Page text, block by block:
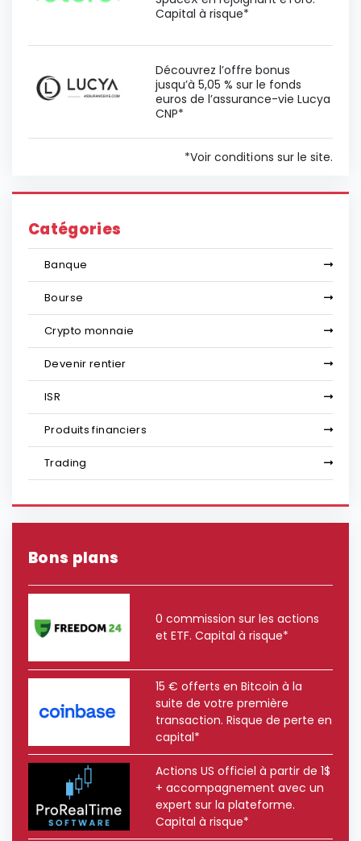
Capital à risque*
Découvrez l’offre bonus
jusqu’à 5,05 % sur le fonds
euros de l’assurance-vie Lucya
CNP*
*Voir conditions sur le site.
Catégories
Banque
Bourse
Crypto monnaie
Devenir rentier
ISR
Produits financiers
Trading
Bons plans
0 commission sur les actions
et ETF. Capital à risque*
15 € offerts en Bitcoin à la
suite de votre première
transaction. Risque de perte en
capital*
Actions US officiel à partir de 1$
+ accompagnement avec un
expert sur la plateforme.
Capital à risque*